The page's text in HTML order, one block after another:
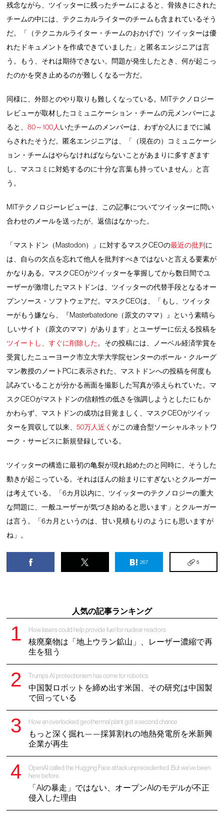
残念ながら、ツイッターに残ったチームによると、骨抜きにされた
チームの中には、テクニカルライターのチームも含まれているそう
だ。「（テクニカルライター・チームのおかげで）ツイッターは優
れたドキュメントを作成できていました」と匿名エンジニアは言
う。もう、それは期待できない。問題が発生したとき、何が起こっ
たのかを突き止めるのが難しくなる一方だ。
同様に、外部とのやり取りも難しくなっている。MITテクノロジー
レビューが取材したコミュニケーション・チームの元メンバーによ
ると、80～100人 いたチームのメンバーは、わずか2人にまでに減
らされたそうだ。匿名エンジニアは、「（現在の）コミュニケーシ
ョン・チームはやらなければならないことがあまりに多すぎます
し、マスコミに対処するのに十分な言葉も持っていません」と言
う。
MITテクノロジーレビューは、この記事についてツイッターに問い
合わせのメールを送ったが、返信はなかった。
「マストドン（Mastodon）」に対するマスクCEOの最近の批判 に
は、自らの欠点を忘れて他人を批判すべきではないと言える要素が
かなりある。マスクCEOがツイッターを掌握してから数日間でユ
ーザーが激増したマストドンは、ツイッターの代替手段となるオー
プンソース・ソフトウェアだ。マスクCEOは、「もし、ツイッタ
ーがもう嫌なら、『Masterbatedone（原文のママ）』という素晴ら
しいサイト（原文のママ）があります」とユーザーに伝える投稿を
ツイートし、すぐに削除した。その投稿には、ノーベル経済学賞を
受賞したニューヨーク市立大学大学院センターのポール・クルーグ
マン教授のノートPCに表示された、マストドンへの投稿を何度も
試みていることが分かる画面を撮影した写真が添えられていた。マ
スクCEOがマストドンの信頼性の低さを強調しようとしたにもか
かわらず、マストドンの成功は目覚ましく、マスクCEOがツイッ
ターを買収して以来、50万人近くがこの連合型ソーシャルネットワ
ーク・サービスに新規登録している。
ツイッターの構造に最初の亀裂が現れ始めたのと同時に、そうした
動きが起こっている。それはほんの始まりにすぎないとクルーガー
は考えている。「6カ月以内に、ツイッターのテクノロジーの重大
な問題に、一般ユーザーが気づき始めると思います」とクルーガー
は言う。「6カ月というのは、甘い見積もりのようにも思いますが
ね」。
267 5
人気の記事ランキング
How lasers could help provide fuel for nuclear reactors
核廃棄物は「地上ウラン鉱山」、レーザー濃縮で再
生を狙う
Trump’s AI protectionism has come for robotics
中国製ロボットを締め出す米国、その研究は中国製
で回っている
How an overlooked geothermal plant got a second chance
もっと深く掘れ——採算割れの地熱発電所を米新興
企業が再生
OpenAI called the Hugging Face attack unprecedented. But we’ve been
here before.
「AIの暴走」ではない、オープンAIのモデルが不正
侵入した理由